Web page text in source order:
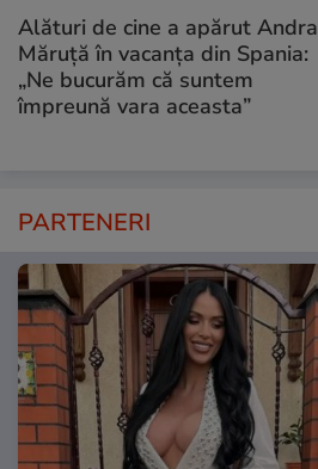
Alături de cine a apărut Andra
Măruță în vacanța din Spania:
„Ne bucurăm că suntem
împreună vara aceasta”
PARTENERI